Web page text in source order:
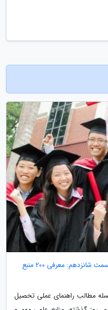
راهنمای تحصیل در خارج از کشور (قسمت شانزدهم: معرفی 200 منبع
مطالب راهنمای عملی تحصیل